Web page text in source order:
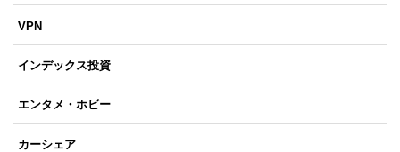
VPN
インデックス投資
エンタメ・ホビー
カーシェア